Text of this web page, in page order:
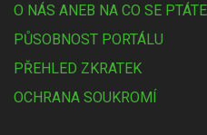
O NÁS ANEB NA CO SE PTÁTE
PŮSOBNOST PORTÁLU
PŘEHLED ZKRATEK
OCHRANA SOUKROMÍ